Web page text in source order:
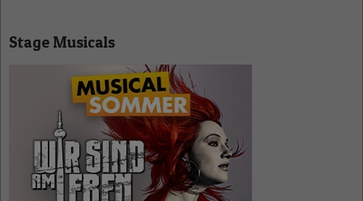
29
Stage Musicals